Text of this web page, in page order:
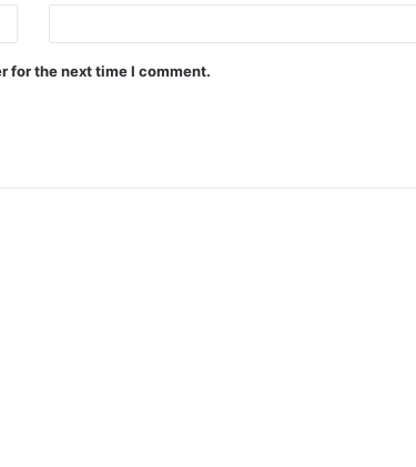
for the next time I comment.